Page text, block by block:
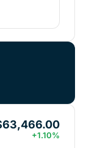
+1.10%